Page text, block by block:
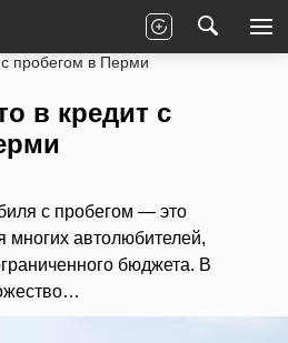
Новости партнеров
с пробегом в Перми
в кредит с
с пробегом — это
автолюбителей,
бюджета. В